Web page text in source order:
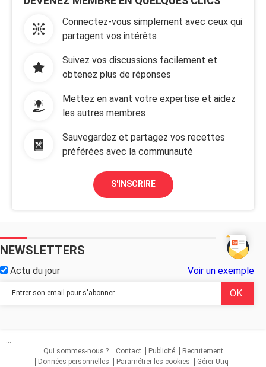
Connectez-vous simplement avec ceux qui
partagent vos intérêts
Suivez vos discussions facilement et
obtenez plus de réponses
Mettez en avant votre expertise et aidez
les autres membres
Sauvegardez et partagez vos recettes
préférées avec la communauté
S'INSCRIRE
NEWSLETTERS
Actu du jour Voir un exemple
Qui sommes-nous ?
Contact Publicité
Recrutement
Données personnelles
Paramétrer les cookies Gérer Utiq